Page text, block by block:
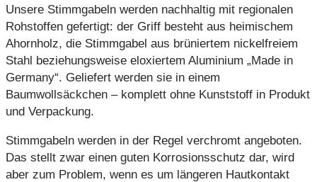
Unsere Stimmgabeln werden nachhaltig mit regionalen
Rohstoffen gefertigt: der Griff besteht aus heimischem
Ahornholz, die Stimmgabel aus brüniertem nickelfreiem
Stahl beziehungsweise eloxiertem Aluminium „Made in
Germany“. Geliefert werden sie in einem
Baumwollsäckchen – komplett ohne Kunststoff in Produkt
und Verpackung.
Stimmgabeln werden in der Regel verchromt angeboten.
Das stellt zwar einen guten Korrosionsschutz dar, wird
aber zum Problem, wenn es um längeren Hautkontakt